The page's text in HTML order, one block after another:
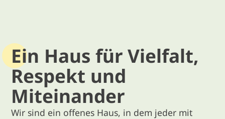
Ein Haus für Vielfalt,
Respekt und
Miteinander
Wir sind ein offenes Haus, in dem jeder mit